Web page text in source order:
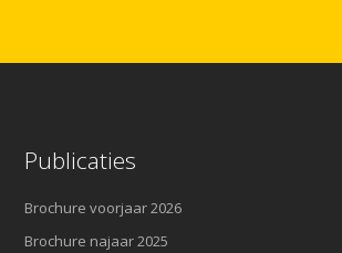
Publicaties
Brochure voorjaar 2026
Brochure najaar 2025